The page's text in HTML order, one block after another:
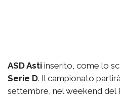
ASD Asti inserito, come lo
Serie D. Il campionato
settembre, nel weekend del